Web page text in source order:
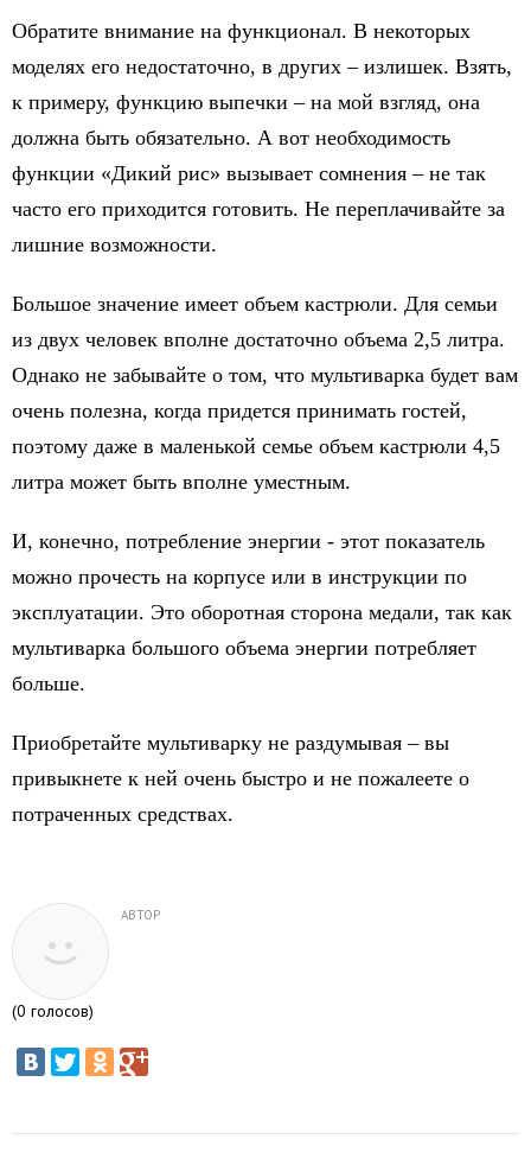
Обратите внимание на функционал. В некоторых
моделях его недостаточно, в других – излишек. Взять,
к примеру, функцию выпечки – на мой взгляд, она
должна быть обязательно. А вот необходимость
функции «Дикий рис» вызывает сомнения – не так
часто его приходится готовить. Не переплачивайте за
лишние возможности.
Большое значение имеет объем кастрюли. Для семьи
из двух человек вполне достаточно объема 2,5 литра.
Однако не забывайте о том, что мультиварка будет вам
очень полезна, когда придется принимать гостей,
поэтому даже в маленькой семье объем кастрюли 4,5
литра может быть вполне уместным.
И, конечно, потребление энергии - этот показатель
можно прочесть на корпусе или в инструкции по
эксплуатации. Это оборотная сторона медали, так как
мультиварка большого объема энергии потребляет
больше.
Приобретайте мультиварку не раздумывая – вы
привыкнете к ней очень быстро и не пожалеете о
потраченных средствах.
АВТОР
(0 голосов)